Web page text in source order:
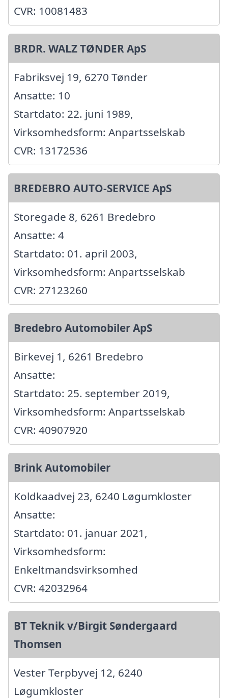
CVR: 10081483
BRDR. WALZ TØNDER ApS
Fabriksvej 19, 6270 Tønder
Ansatte: 10
Startdato: 22. juni 1989,
Virksomhedsform: Anpartsselskab
CVR: 13172536
BREDEBRO AUTO-SERVICE ApS
Storegade 8, 6261 Bredebro
Ansatte: 4
Startdato: 01. april 2003,
Virksomhedsform: Anpartsselskab
CVR: 27123260
Bredebro Automobiler ApS
Birkevej 1, 6261 Bredebro
Ansatte:
Startdato: 25. september 2019,
Virksomhedsform: Anpartsselskab
CVR: 40907920
Brink Automobiler
Koldkaadvej 23, 6240 Løgumkloster
Ansatte:
Startdato: 01. januar 2021,
Virksomhedsform:
Enkeltmandsvirksomhed
CVR: 42032964
BT Teknik v/Birgit Søndergaard
Thomsen
Vester Terpbyvej 12, 6240
Løgumkloster